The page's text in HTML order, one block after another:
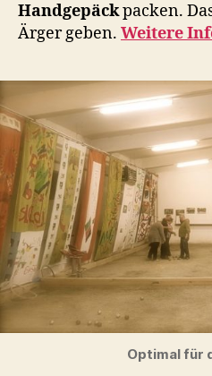
Handgepäckpacken.
Ärger geben. Weitere
Optimal für